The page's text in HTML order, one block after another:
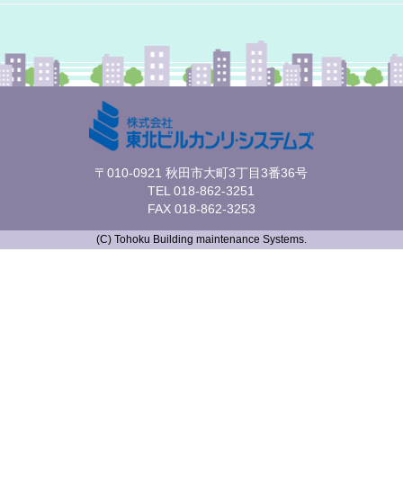
〒010-0921 秋田市大町3丁目3番36号
TEL 018-862-3251
FAX 018-862-3253
(C) Tohoku Building maintenance Systems.